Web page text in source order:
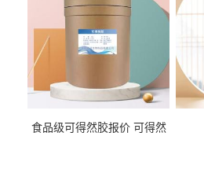
食品级可得然胶报价 可得然